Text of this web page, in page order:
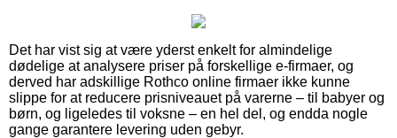
Det har vist sig at være yderst enkelt for almindelige
dødelige at analysere priser på forskellige e-firmaer, og
derved har adskillige Rothco online firmaer ikke kunne
slippe for at reducere prisniveauet på varerne – til babyer og
børn, og ligeledes til voksne – en hel del, og endda nogle
gange garantere levering uden gebyr.